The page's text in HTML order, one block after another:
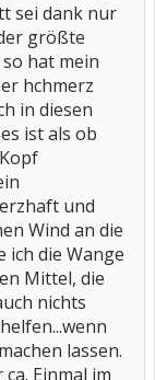
sei dank nur
größte
hat mein
hchmerz
in diesen
ist als ob
und
Wind an die
ich die Wange
Mittel, die
nichts
lassen.
Einmal im